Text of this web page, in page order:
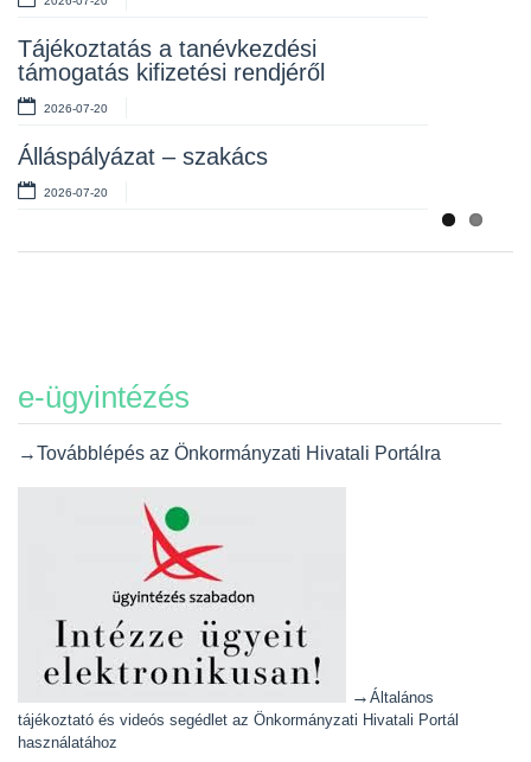
Tájékoztatás a tanévkezdési
támogatás kifizetési rendjéről
2026-07-20
Álláspályázat – szakács
2026-07-20
Álláspályázat – takarító
2026-07-06
e-ügyintézés
→Továbblépés az Önkormányzati Hivatali Portálra
→ Általános
tájékoztató és videós segédlet az Önkormányzati Hivatali Portál
használatához